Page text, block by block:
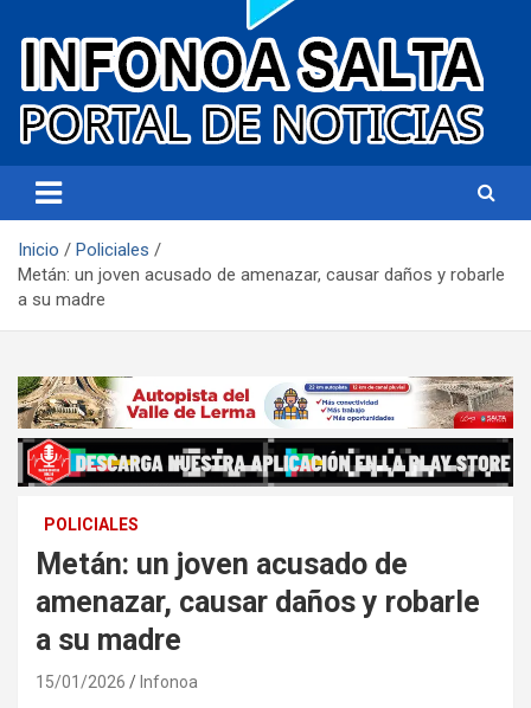
Infonoa Salta
Inicio
Policiales
Metán: un joven acusado de amenazar, causar daños y robarle
a su madre
POLICIALES
Metán: un joven acusado de
amenazar, causar daños y robarle
a su madre
15/01/2026 Infonoa